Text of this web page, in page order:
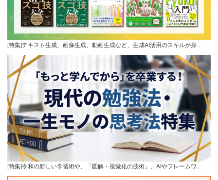
[特集]テキスト生成、画像生成、動画生成など、生成AI活用のスキルが身…
[特集]令和の新しい学習術や、「図解・視覚化の技術」、AIやフレームワ…